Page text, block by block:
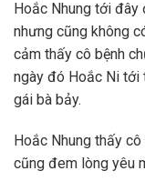
Hoắc Nhung tới đây
nhưng cũng không
cảm thấy cô bệnh
ngày đó Hoắc Ni tới
gái bà bảy.
Hoắc Nhung thấy
cũng đem lòng yêu